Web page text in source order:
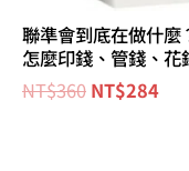
聯準會到底在做什
怎麼印錢、管錢、
NT$360 NT$284